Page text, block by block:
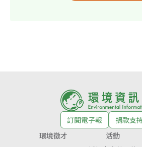
訂閱電子報
捐款支
環境徵才
活動